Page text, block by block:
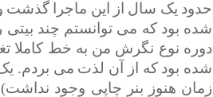
حدود یک سال از این ماجرا
شده بود که می توانستم چند بیتی
دوره نوع نگرش من به خط کاملا
شده بود که از آن لذت می بردم. یک
زمان هنوز بنر چاپی وجود